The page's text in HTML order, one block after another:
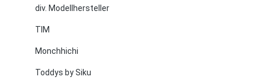
div. Modellhersteller
TIM
Monchhichi
Toddys by Siku